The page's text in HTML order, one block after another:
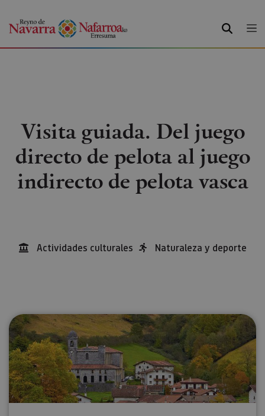
BILATU
Visita guiada. Del juego
directo de pelota al juego
indirecto de pelota vasca
Actividades culturales Naturaleza y deporte